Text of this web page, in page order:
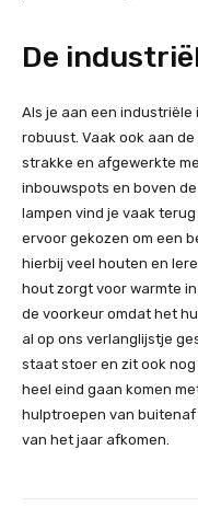
De
Als je aan een
robuust. Vaak ook aan
strakke en afgewerkte
inbouwspots en boven
lampen vind je vaak
ervoor gekozen om een
hierbij veel houten en
hout zorgt voor warmte
de voorkeur omdat het
al op ons verlanglijstje
staat stoer en zit ook
heel eind gaan komen
hulptroepen van
van het jaar afkomen.